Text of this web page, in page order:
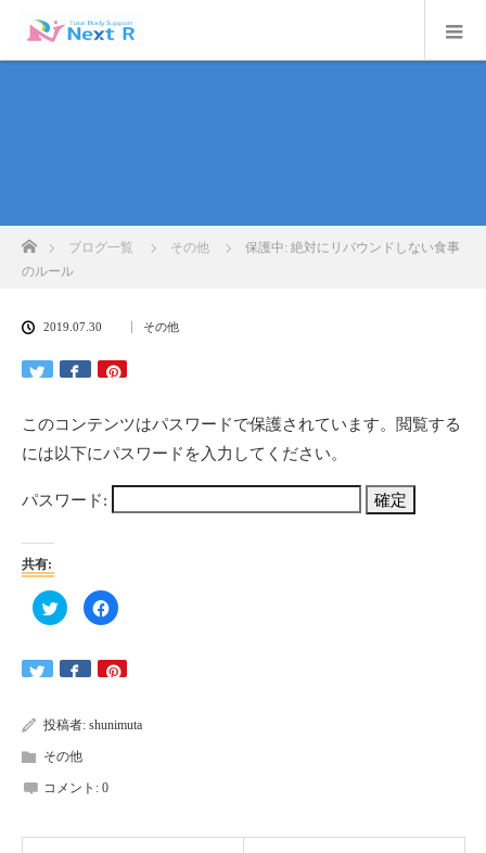
ブログ一覧 その他
保護中: 絶対にリバウンドしない食事
のルール
2019.07.30 その他
このコンテンツはパスワードで保護されています。閲覧する
には以下にパスワードを入力してください。
パスワード:
共有:
ク
リ
し
て
Twitter
有
(新
し
い
ィ
ン
で
Facebook
で
す
る
に
リ
ッ
(新
投稿者: shunimuta
その他
コメント: 0